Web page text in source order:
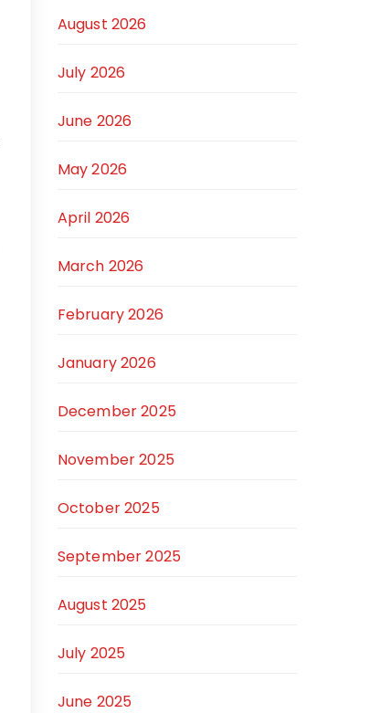
August 2026
July 2026
June 2026
May 2026
April 2026
March 2026
February 2026
January 2026
December 2025
November 2025
October 2025
September 2025
August 2025
July 2025
June 2025